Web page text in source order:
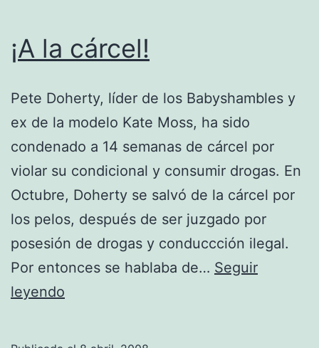
¡A la cárcel!
Pete Doherty, líder de los Babyshambles y
ex de la modelo Kate Moss, ha sido
condenado a 14 semanas de cárcel por
violar su condicional y consumir drogas. En
Octubre, Doherty se salvó de la cárcel por
los pelos, después de ser juzgado por
posesión de drogas y conduccción ilegal.
Por entonces se hablaba de… Seguir
leyendo